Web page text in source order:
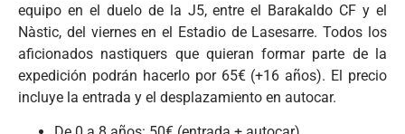
equipo en el duelo de la J5, entre el Barakaldo CF y el
Nàstic, del viernes en el Estadio de Lasesarre. Todos los
aficionados nastiquers que quieran formar parte de la
expedición podrán hacerlo por 65€ (+16 años). El precio
incluye la entrada y el desplazamiento en autocar.